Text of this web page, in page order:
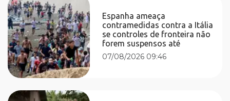
Espanha ameaça
contramedidas contra a Itália
se controles de fronteira não
forem suspensos até
07/08/2026 09:46